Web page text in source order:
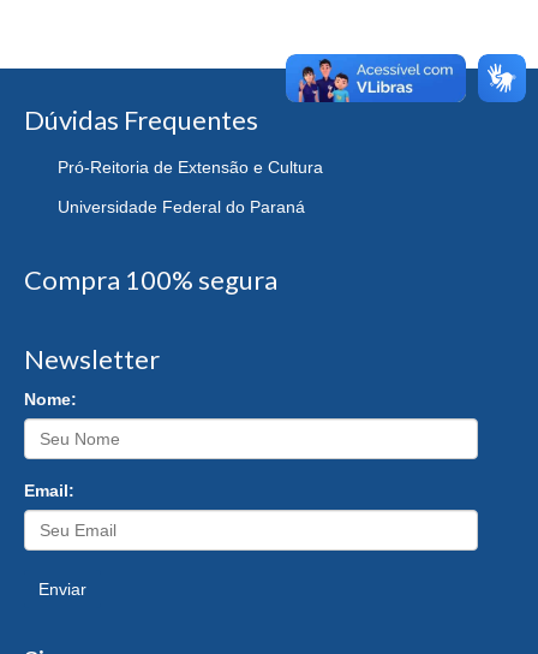
Dúvidas Frequentes
Pró-Reitoria de Extensão e Cultura
Universidade Federal do Paraná
Compra 100% segura
Newsletter
Nome:
Email:
Enviar